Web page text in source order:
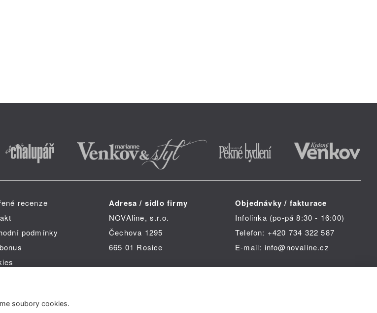
recenze
podmínky
Adresa / sídlo firmy
NOVAline, s.r.o.
Čechova 1295
665 01 Rosice
Objednávky / fakturace
Infolinka (po-pá 8:30 - 16:00)
Telefon: +420 734 322 587
E-mail: info@novaline.cz
soubory cookies.